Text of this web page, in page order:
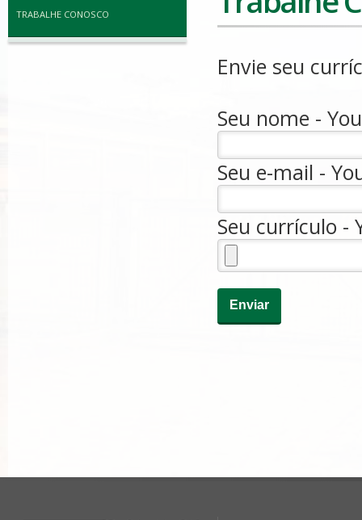
TRABALHE CONOSCO
Envie seu
Seu nome -
Seu e-mail -
Seu currículo -